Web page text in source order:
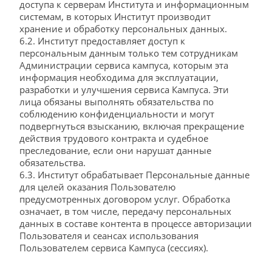
доступа к серверам Института и информационным
системам, в которых Институт производит
хранение и обработку персональных данных.
6.2. Институт предоставляет доступ к
персональным данным только тем сотрудникам
Администрации сервиса кампуса, которым эта
информация необходима для эксплуатации,
разработки и улучшения сервиса Кампуса. Эти
лица обязаны выполнять обязательства по
соблюдению конфиденциальности и могут
подвергнуться взысканию, включая прекращение
действия трудового контракта и судебное
преследование, если они нарушат данные
обязательства.
6.3. Институт обрабатывает Персональные данные
для целей оказания Пользователю
предусмотренных договором услуг. Обработка
означает, в том числе, передачу персональных
данных в составе контента в процессе авторизации
Пользователя и сеансах использования
Пользователем сервиса Кампуса (сессиях).